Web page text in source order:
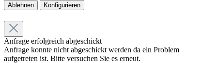
Ablehnen Konfigurieren
Anfrage erfolgreich abgeschickt
Anfrage konnte nicht abgeschickt werden da ein Problem
aufgetreten ist. Bitte versuchen Sie es erneut.